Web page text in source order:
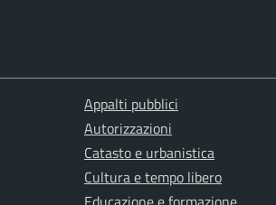
Appalti pubblici
Autorizzazioni
Catasto e urbanistica
Cultura e tempo libero